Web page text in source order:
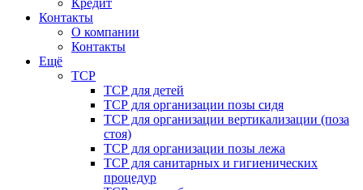
Кредит
Контакты
О компании
Контакты
Ещё
ТСР
ТСР для детей
ТСР для организации позы сидя
ТСР для организации вертикализации (поза
стоя)
ТСР для организации позы лежа
ТСР для санитарных и гигиенических
процедур